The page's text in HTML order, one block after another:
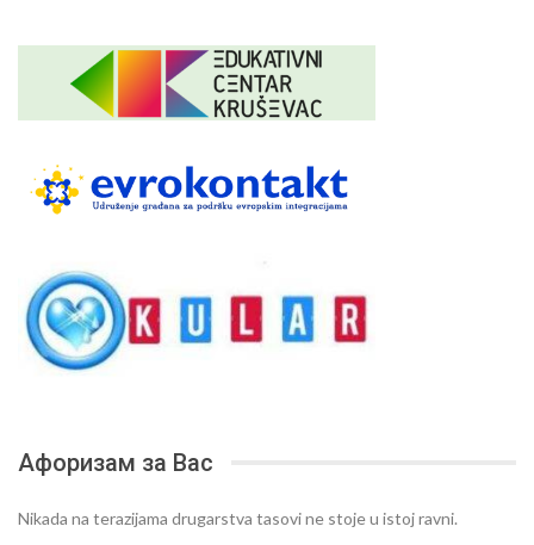
Афоризам за Вас
Nikada na terazijama drugarstva tasovi ne stoje u istoj ravni.